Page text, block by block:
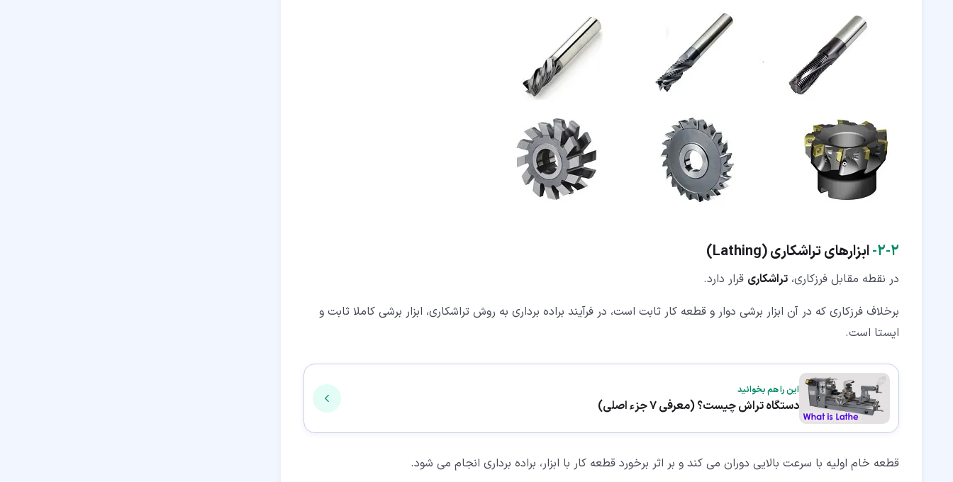
۲‏-‏۲‏- ابزارهای تراشکاری(Lathing)
در نقطه مقابل فرزکاری، تراشکاری قرار دارد.
برخلاف فرزکاری که در آن ابزار برشی دوار و قطعه کار ثابت است، در فرآیند براده برداری به روش تراشکاری، ابزار برشی کاملا ثابت و
ایستا است.
این را هم بخوانید
دستگاه تراش چیست؟ (معرفی 7 جزء اصلی)
قطعه خام اولیه با سرعت بالایی دوران می کند و بر اثر برخورد قطعه کار با ابزار، براده برداری انجام می شود.